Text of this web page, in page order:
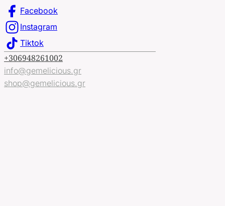
Facebook
Instagram
Tiktok
+306948261002
info@gemelicious.gr
shop@gemelicious.gr